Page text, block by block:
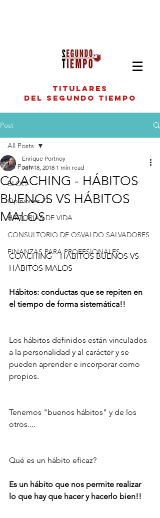
titulares
del segundo tiempo
Post
All Posts
BLOG
Opiniones 2T
HISTORIAS DE VIDA
CONSULTORIO DE OSVALDO SALVADORES
FINANZAS PARA PROFESIONALES
All Posts
COACHING - HÁBITOS
BUENOS VS HÁBITOS
MALOS
Enrique Portnoy
Jun 18, 2018 1 min read
COACHING – HÁBITOS BUENOS VS
HÁBITOS MALOS
Hábitos: conductas que se repiten en
el tiempo de forma sistemática!!
Los hábitos definidos están vinculados
a la personalidad y al carácter y se
pueden aprender e incorporar como
propios.
Tenemos "buenos hábitos" y de los
otros....
Qué es un hábito eficaz?
Es un hábito que nos permite realizar
lo que hay que hacer y hacerlo bien!!